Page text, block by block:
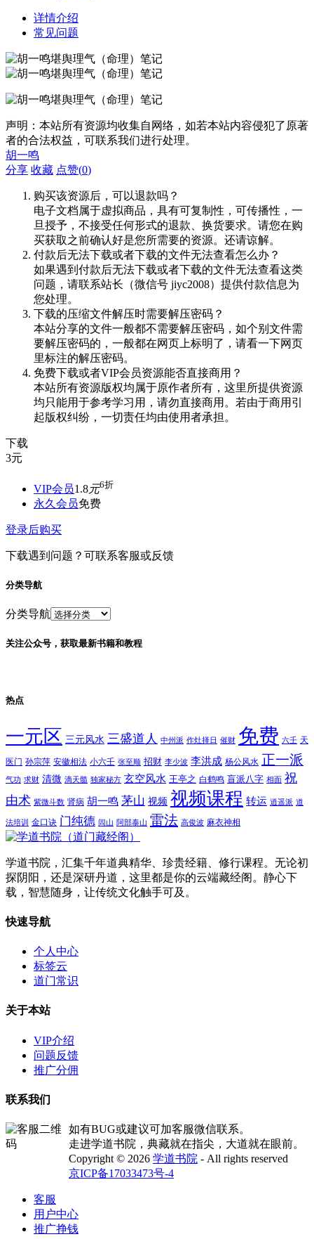
详情介绍
常见问题
声明：本站所有资源均收集自网络，如若本站内容侵犯了原著
者的合法权益，可联系我们进行处理。
胡一鸣
分享 收藏 点赞(0)
购买该资源后，可以退款吗？
电子文档属于虚拟商品，具有可复制性，可传播性，一
旦授予，不接受任何形式的退款、换货要求。请您在购
买获取之前确认好是您所需要的资源。还请谅解。
付款后无法下载或者下载的文件无法查看怎么办？
如果遇到付款后无法下载或者下载的文件无法查看这类
问题，请联系站长（微信号 jiyc2008）提供付款信息为
您处理。
下载的压缩文件解压时需要解压密码？
本站分享的文件一般都不需要解压密码，如个别文件需
要解压密码的，一般都在网页上标明了，请看一下网页
里标注的解压密码。
免费下载或者VIP会员资源能否直接商用？
本站所有资源版权均属于原作者所有，这里所提供资源
均只能用于参考学习用，请勿直接商用。若由于商用引
起版权纠纷，一切责任均由使用者承担。
下载
3元
VIP会员1.8元6折
永久会员免费
登录后购买
下载遇到问题？可联系客服或反馈
分类导航
分类导航
关注公众号，获取最新书籍和教程
热点
一元区 三元风水 三盛道人 中州派 作灶择日 催财 免费 六壬 天
医门 孙宗萍 安徽相法 小六壬 张至顺 招财 李少波 李洪成 杨公风水 正一派
气功 求财 清微 滴天髓 独家秘方 玄空风水 王亭之 白鹤鸣 盲派八字 相面 祝
由术 紫微斗数 肾病 胡一鸣 茅山 视频 视频课程 转运 逍遥派 道
法培训 金口诀 门纯德 闾山 阿部泰山 雷法 高俊波 麻衣神相
学道书院，汇集千年道典精华、珍贵经籍、修行课程。无论初
探阴阳，还是深研丹道，这里都是你的云端藏经阁。静心下
载，智慧随身，让传统文化触手可及。
快速导航
个人中心
标签云
道门常识
关于本站
VIP介绍
问题反馈
推广分佣
联系我们
如有BUG或建议可加客服微信联系。
走进学道书院，典藏就在指尖，大道就在眼前。
Copyright © 2026 学道书院 - All rights reserved
京ICP备17033473号-4
客服
用户中心
推广挣钱